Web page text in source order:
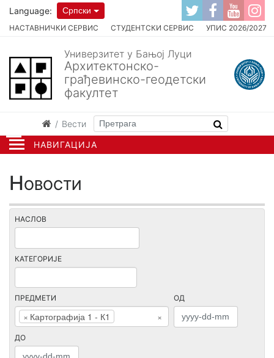
НАВИГАЦИЈА
НАСТАВНИЧКИ СЕРВИС СТУДЕНТСКИ СЕРВИС УПИС 2026/2027
Language: Српски
Универзитет у Бањој Луци
Архитектонско-
грађевинско-геодетски
факултет
Вести
Новости
НАСЛОВ
КАТЕГОРИЈЕ
ПРЕДМЕТИ
×
× Картографија 1 - К1
ОД
ДО